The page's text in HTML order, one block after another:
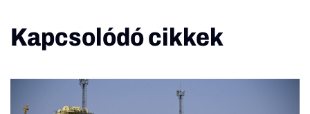
Kapcsolódó cikkek